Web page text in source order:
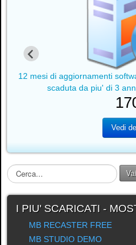
12 mesi di aggiornamenti
scaduta da piu' di 3
Vedi
C
e
r
Vai
I PIU' SCARICATI -
MB RECASTER FREE
MB STUDIO DEMO